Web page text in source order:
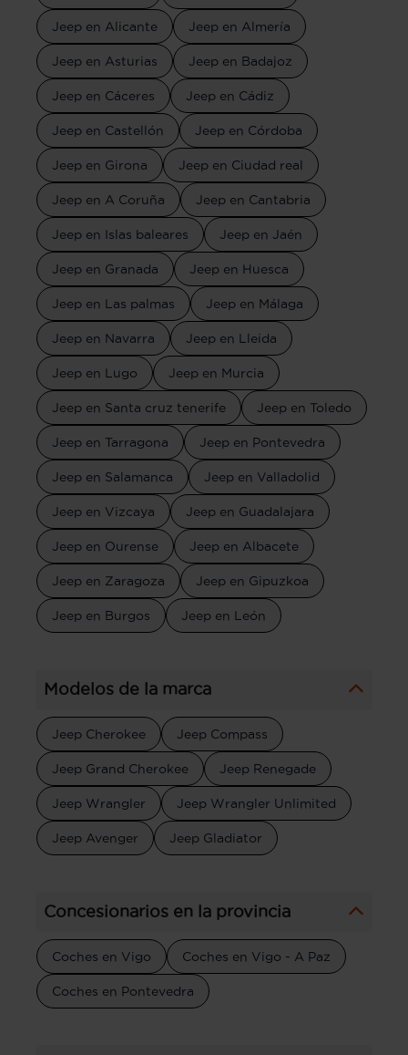
Jeep en Alicante Jeep en Almería
Jeep en Asturias Jeep en Badajoz
Jeep en Cáceres Jeep en Cádiz
Jeep en Castellón Jeep en Córdoba
Jeep en Girona Jeep en Ciudad real
Jeep en A Coruña Jeep en Cantabria
Jeep en Islas baleares Jeep en Jaén
Jeep en Granada Jeep en Huesca
Jeep en Las palmas Jeep en Málaga
Jeep en Navarra Jeep en Lleida
Jeep en Lugo Jeep en Murcia
Jeep en Santa cruz tenerife Jeep en Toledo
Jeep en Tarragona Jeep en Pontevedra
Jeep en Salamanca Jeep en Valladolid
Jeep en Vizcaya Jeep en Guadalajara
Jeep en Ourense Jeep en Albacete
Jeep en Zaragoza Jeep en Gipuzkoa
Jeep en Burgos Jeep en León
Modelos de la marca
Jeep Cherokee Jeep Compass
Jeep Grand Cherokee Jeep Renegade
Jeep Wrangler Jeep Wrangler Unlimited
Jeep Avenger Jeep Gladiator
Concesionarios en la provincia
Coches en Vigo Coches en Vigo - A Paz
Coches en Pontevedra